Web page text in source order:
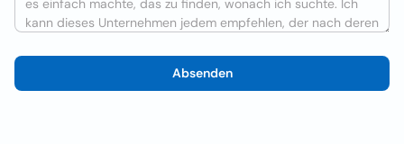
Absenden